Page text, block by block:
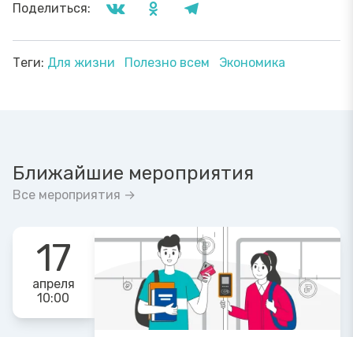
Поделиться:
Теги: Для жизни Полезно всем Экономика
Ближайшие мероприятия
Все мероприятия →
17
апреля
10:00